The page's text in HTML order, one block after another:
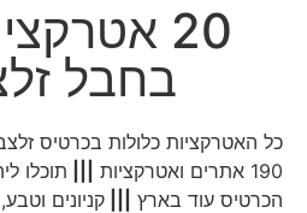
20
בחבל
כל האטרקציות כלולות בכרטיס
190 אתרים ואטרקציות
|||
תוכלו
הכרטיס עוד בארץ||| קניונים וטבע,